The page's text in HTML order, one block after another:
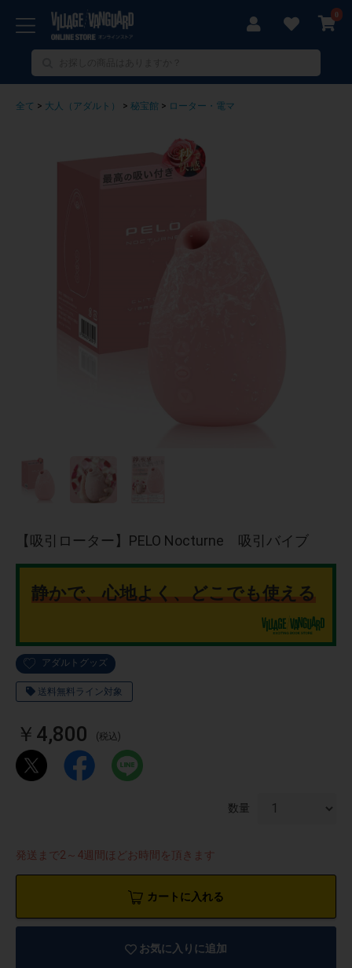
0
全て > 大人（アダルト） > 秘宝館 > ローター・電マ
アダルトグッズ
送料無料ライン対象
【吸引ローター】PELO Nocturne 吸引バイブ
静かで、心地よく、どこでも使える
￥4,800 (税込)
数量
発送まで2～4週間ほどお時間を頂きます
カートに入れる
お気に入りに追加